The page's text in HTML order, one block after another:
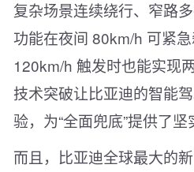
复杂场景连续绕行、窄路
功能在夜间 80km/h 可紧急
120km/h 触发时也能实现
技术突破让比亚迪的智能
验，为“全面兜底”提供了坚
而且，比亚迪全球最大的